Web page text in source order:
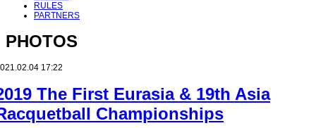
RULES
PARTNERS
PHOTOS
17:22
The First Eurasia & 19th Asia
Championships